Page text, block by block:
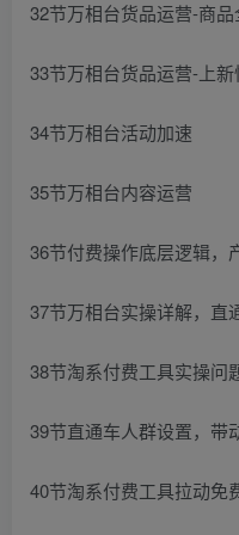
32节万相台货品运营-商
33节万相台货品运营-上新
34节万相台活动加速
35节万相台内容运营
36节付费操作底层逻辑，
37节万相台实操详解，直
38节淘系付费工具实操问
39节直通车人群设置，带
40节淘系付费工具拉动免